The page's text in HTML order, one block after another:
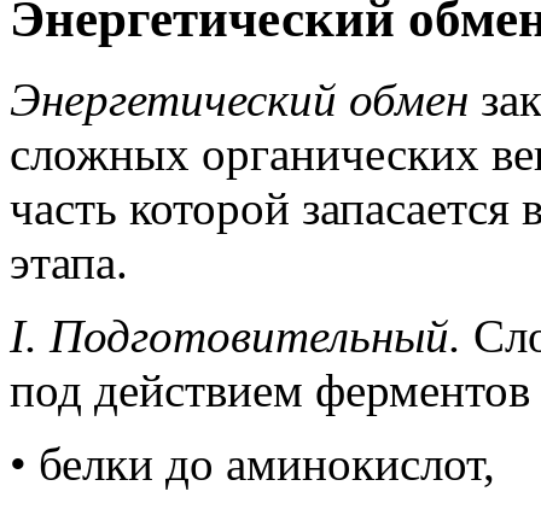
Энергетический
Энергетический обмен
сложных органических
часть которой
этапа.
I. Подготовительный.
под действием
• белки до аминокислот,